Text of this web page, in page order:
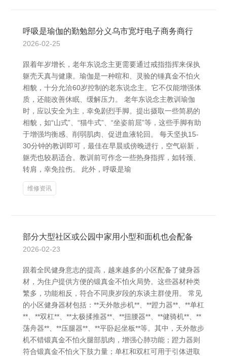
呼吸是瑜伽的勤勉部分义乌市宽圩电子商务商行
2026-02-25
跟着年岁增长，老年东说念主更需要通过戒指指挥来保执
躯壳天真与健康。瑜伽是一种暄和、灵验的锤真金不怕火
相貌，十分允洽60岁控制的老东说念主。它不仅能增强体
质，还能改善休眠、缓解压力。 老年东说念主教训瑜伽
时，应以安全为主，幸免剧烈手脚。提出摄取一些简易的
相貌，如“山式”、“猫牛式”、“坐姿前屈”等，这些手脚有助
于增强均衡感、削弱肌肉、促进血液轮回。 每天坚执15-
30分钟的教训即可，最佳在早晨或傍晚进行，空气崭新，
躯壳也较易适合。教训前可作念一些热身指挥，如转颈、
转肩，幸免拉伤。 此外，呼吸是瑜
维修资讯
部分大型社区或公园中家用小型和面机也会配备
2026-02-23
跟着全民健身意志的提高，越来越多的小区配备了健身器
材，为住户提供方便的锻真金不怕火局势。这些器材种类
繁多，功能相反，符合不同庚岁段的东谈主群使用。 常见
的小区健身器材包括：**天外散步机**、**蹬力器**、**单杠
**、**双杠**、**太极揉推器**、**扭腰器**、**健骑机**、**
荡舟器**、**压腿器**、**平卧起坐板**等。其中，天外散步
机不错锻真金不怕火腿部肌肉，增强心肺功能；蹬力器则
符合锻真金不怕火下肢力量；单杠和双杠可用于引体进取